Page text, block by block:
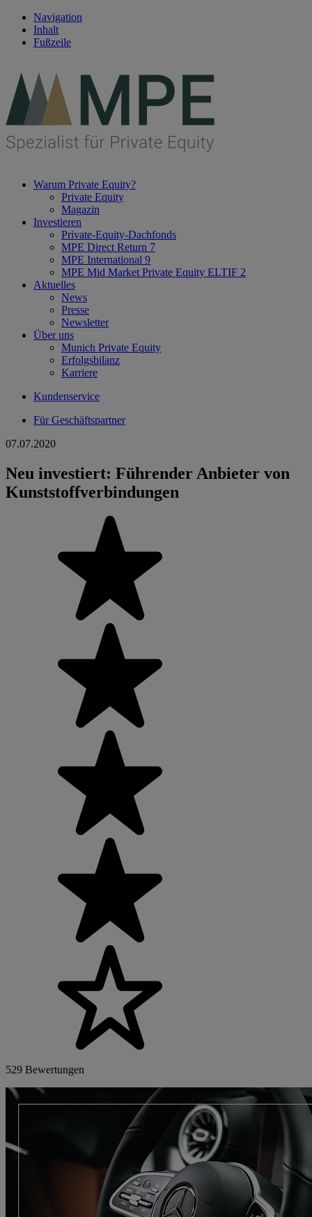
Navigation
Inhalt
Fußzeile
Warum Private Equity?
Private Equity
Magazin
Investieren
Private-Equity-Dachfonds
MPE Direct Return 7
MPE International 9
MPE Mid Market Private Equity ELTIF 2
Aktuelles
News
Presse
Newsletter
Über uns
Munich Private Equity
Erfolgsbilanz
Karriere
Kundenservice
Für Geschäftspartner
07.07.2020
Neu investiert: Führender Anbieter von
Kunststoffverbindungen
529 Bewertungen